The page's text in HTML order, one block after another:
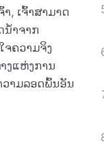
, ເຈົ້າສາມາດ
ນ້ຳຈາກ
ຈຄວາມຈິງ
ງແຫ່ງການ
າມລອດພົ້ນອັນ